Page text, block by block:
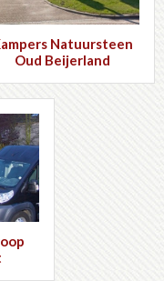
Natuursteen
Oud Beijerland